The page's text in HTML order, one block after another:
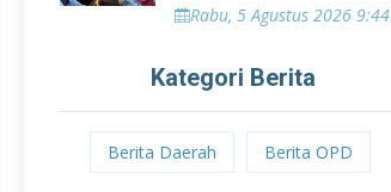
Rabu, 5 Agustus 2026 9:44
Kategori Berita
Berita Daerah Berita OPD